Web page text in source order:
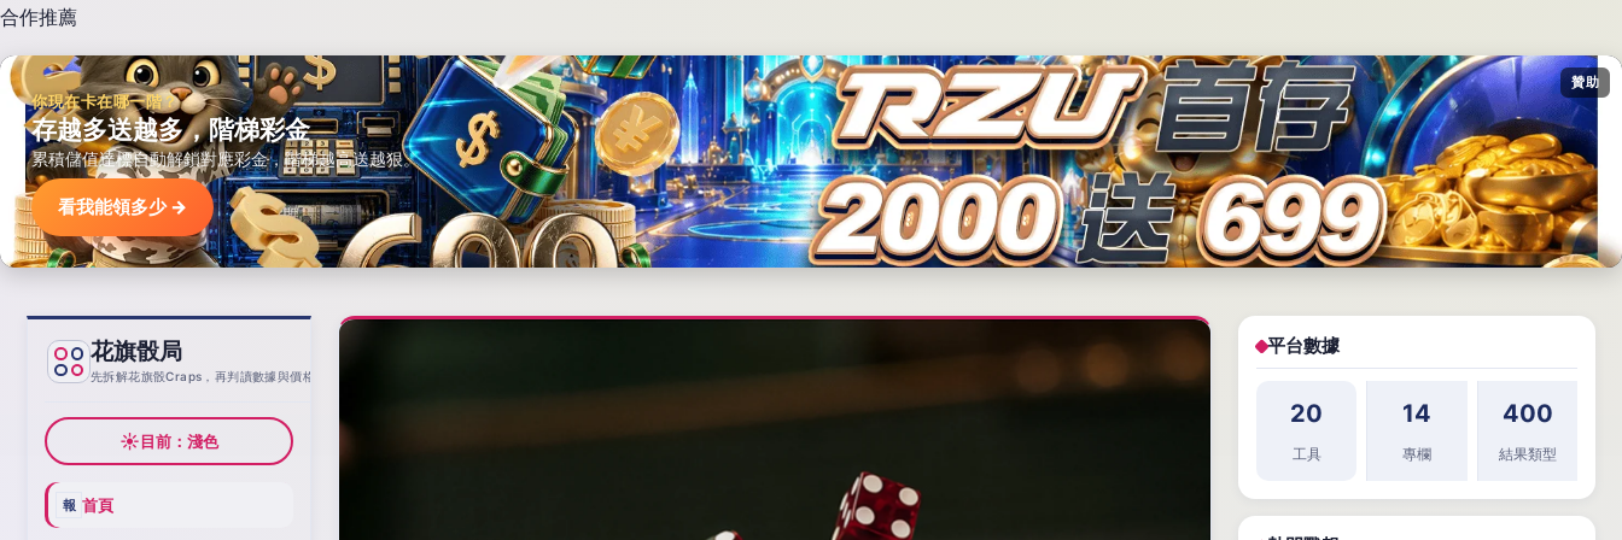
合作推薦
贊助
你現在卡在哪一階？
存越多送越多，階梯彩金
累積儲值達標自動解鎖對應彩金，階梯越高送越狠。
看我能領多少 →
花旗骰局
先拆解花旗骰Craps，再判讀數據與價格
☀目前：淺色
報 首頁
平台數據
20
工具
14
專欄
400
結果類型